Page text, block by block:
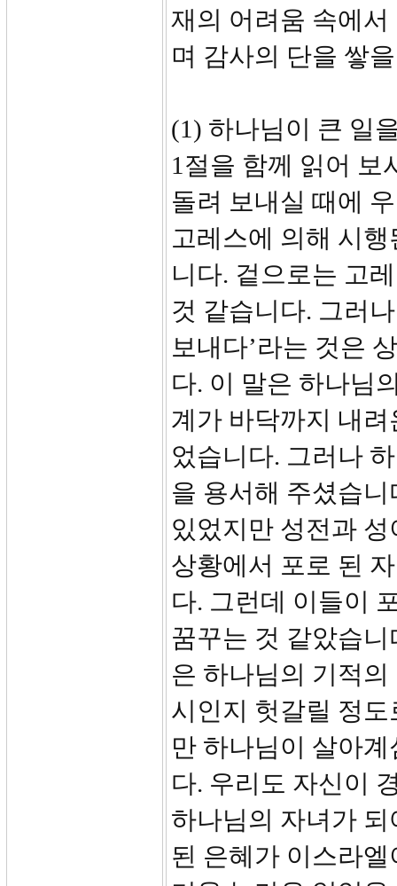
재의 어려움 속에
며 감사의 단을 쌓
(1) 하나님이 큰 일
1절을 함께 읽어 보
돌려 보내실 때에
고레스에 의해 시
니다. 겉으로는 고
것 같습니다. 그러
보내다’라는 것은
다. 이 말은 하나님
계가 바닥까지 내
었습니다. 그러나
을 용서해 주셨습
있었지만 성전과
상황에서 포로 된
다. 그런데 이들이
꿈꾸는 것 같았습
은 하나님의 기적
시인지 헛갈릴 정
만 하나님이 살아
다. 우리도 자신이
하나님의 자녀가
된 은혜가 이스라